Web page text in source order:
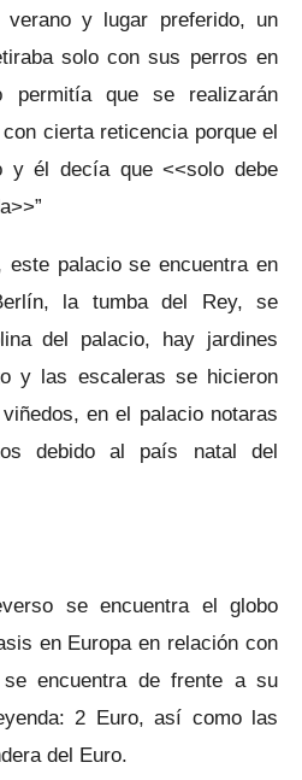
verano y lugar preferido, un
solo con sus perros en
permitía que se realizarán
cierta reticencia porque el
y él decía que <<solo debe
palacio se encuentra en
la tumba del Rey, se
del palacio, hay jardines
y las escaleras se hicieron
en el palacio notaras
debido al país natal del
se encuentra el globo
en Europa en relación con
encuentra de frente a su
2 Euro, así como las
del Euro.